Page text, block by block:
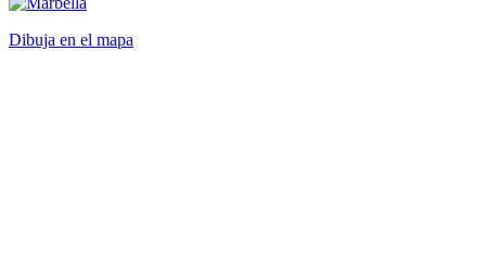
Dibuja en el mapa